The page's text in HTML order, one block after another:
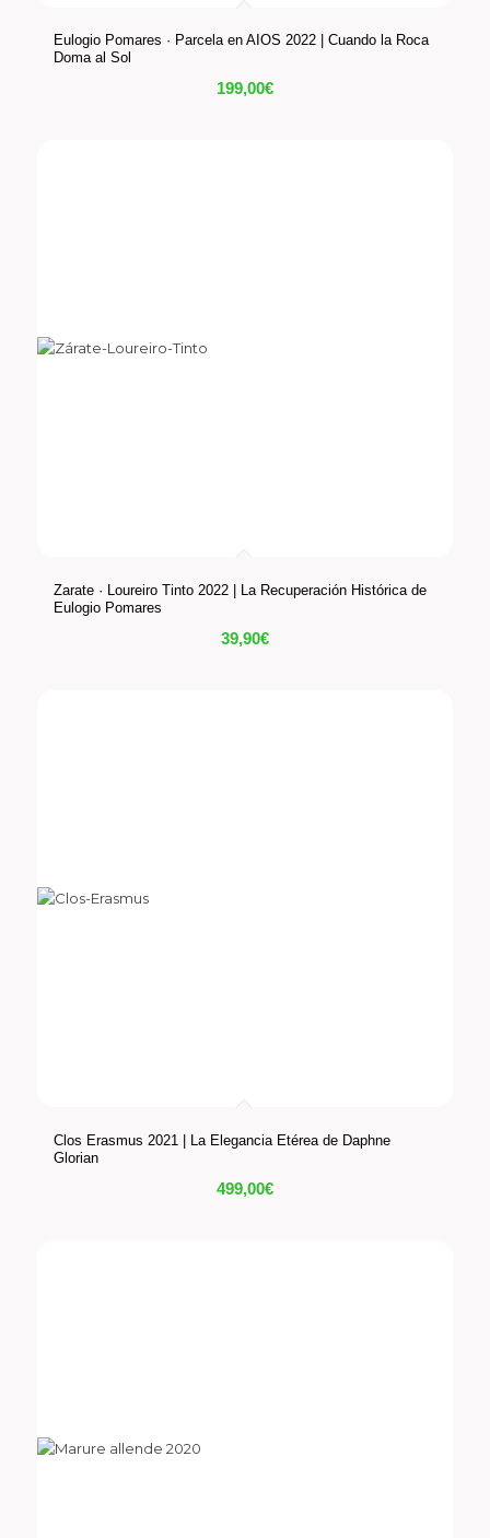
Eulogio Pomares · Parcela en AIOS 2022 | Cuando la Roca
Doma al Sol
199,00€
Zarate · Loureiro Tinto 2022 | La Recuperación Histórica de
Eulogio Pomares
39,90€
Clos Erasmus 2021 | La Elegancia Etérea de Daphne
Glorian
499,00€